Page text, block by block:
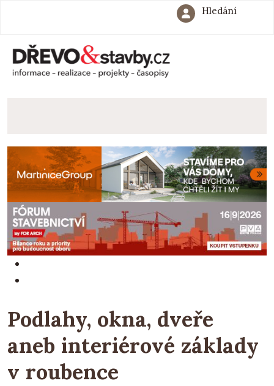
Hledání
Podlahy, okna, dveře
aneb interiérové základy
v roubence